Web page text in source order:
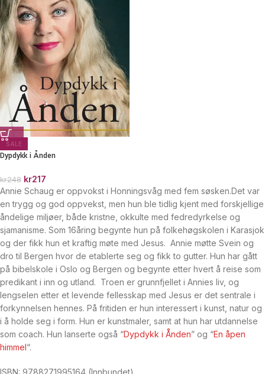
SALE
Dypdykk i Ånden
kr248 kr217
Annie Schaug er oppvokst i Honningsvåg med fem søsken.Det var
en trygg og god oppvekst, men hun ble tidlig kjent med forskjellige
åndelige miljøer, både kristne, okkulte med fedredyrkelse og
sjamanisme. Som 16­åring be­gynte hun på folkehøgskolen i Karasjok
og der fikk hun et kraftig møte med Jesus. Annie møtte Svein og
dro til Bergen hvor de etablerte seg og fikk to gutter. Hun har gått
på bibelskole i Oslo og Bergen og begynte etter hvert å reise som
predikant i inn­ og utland. Troen er grunnfjellet i Annies liv, og
lengselen etter et levende fellesskap med Jesus er det sen­trale i
forkynnelsen hennes. På fritiden er hun interessert i kunst, natur og
i å holde seg i form. Hun er kunstmaler, samt at hun har utdannelse
som coach. Hun lanserte også “Dypdykk i Ånden” og “En åpen
himmel“.
ISBN: 9788271995164 (Innbundet)